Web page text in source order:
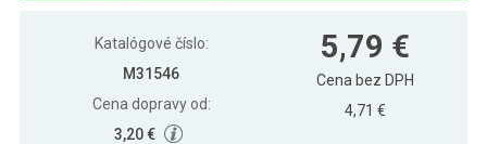
Katalógové číslo:
M31546
Cena dopravy od:
3,20 €
5,79 €
Cena bez DPH
4,71 €